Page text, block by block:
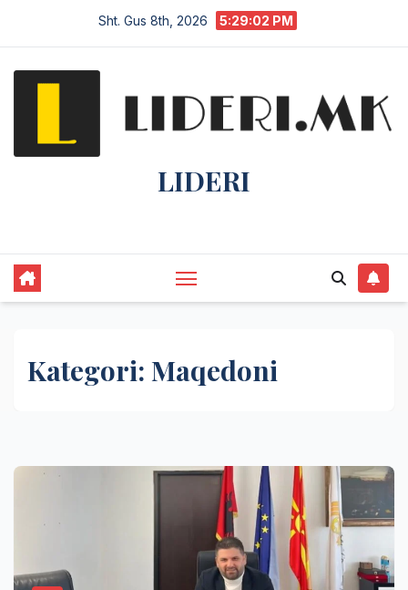
Sht. Gus 8th, 2026 5:29:04 PM
LIDERI
Kategori: Maqedoni